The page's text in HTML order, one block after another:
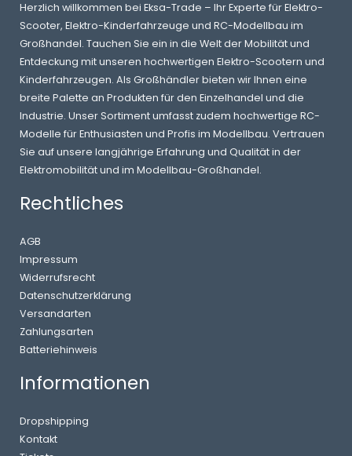
Herzlich willkommen bei Eksa-Trade – Ihr Experte für Elektro-
Scooter, Elektro-Kinderfahrzeuge und RC-Modellbau im
Großhandel. Tauchen Sie ein in die Welt der Mobilität und
Entdeckung mit unseren hochwertigen Elektro-Scootern und
Kinderfahrzeugen. Als Großhändler bieten wir Ihnen eine
breite Palette an Produkten für den Einzelhandel und die
Industrie. Unser Sortiment umfasst zudem hochwertige RC-
Modelle für Enthusiasten und Profis im Modellbau. Vertrauen
Sie auf unsere langjährige Erfahrung und Qualität in der
Elektromobilität und im Modellbau-Großhandel.
Rechtliches
AGB
Impressum
Widerrufsrecht
Datenschutzerklärung
Versandarten
Zahlungsarten
Batteriehinweis
Informationen
Dropshipping
Kontakt